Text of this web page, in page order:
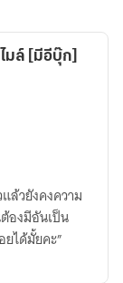
มล์ [มีอีบุ๊ก]
ล้วยังคงความ
องมีอันเป็น
ได้มั้ยคะ”